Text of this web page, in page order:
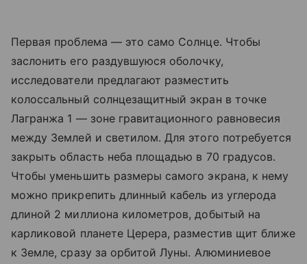
Первая проблема — это само Солнце. Чтобы
заслонить его раздувшуюся оболочку,
исследователи предлагают разместить
колоссальный солнцезащитный экран в точке
Лагранжа 1 — зоне гравитационного равновесия
между Землей и светилом. Для этого потребуется
закрыть область неба площадью в 70 градусов.
Чтобы уменьшить размеры самого экрана, к нему
можно прикрепить длинный кабель из углерода
длиной 2 миллиона километров, добытый на
карликовой планете Церера, разместив щит ближе
к Земле, сразу за орбитой Луны. Алюминиевое